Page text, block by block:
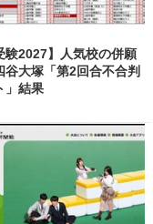
験2027】人気校の併願
大塚「第2回合不合判
」結果